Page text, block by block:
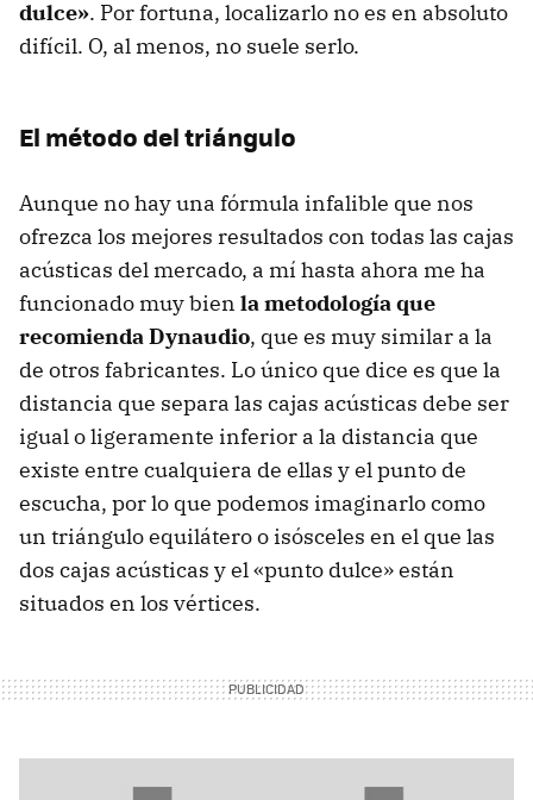
dulce». Por fortuna, localizarlo no es en absoluto
difícil. O, al menos, no suele serlo.
El método del triángulo
Aunque no hay una fórmula infalible que nos
ofrezca los mejores resultados con todas las cajas
acústicas del mercado, a mí hasta ahora me ha
funcionado muy bien la metodología que
recomienda Dynaudio, que es muy similar a la
de otros fabricantes. Lo único que dice es que la
distancia que separa las cajas acústicas debe ser
igual o ligeramente inferior a la distancia que
existe entre cualquiera de ellas y el punto de
escucha, por lo que podemos imaginarlo como
un triángulo equilátero o isósceles en el que las
dos cajas acústicas y el «punto dulce» están
situados en los vértices.